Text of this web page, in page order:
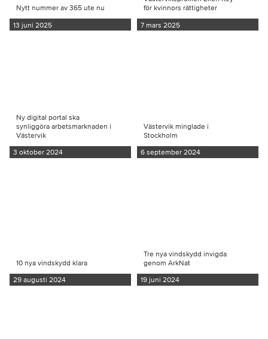
Nytt nummer av 365 ute nu
13 juni 2025
för kvinnors rättigheter
7 mars 2025
Ny digital portal ska
synliggöra arbetsmarknaden i
Västervik
3 oktober 2024
Västervik minglade i
Stockholm
6 september 2024
10 nya vindskydd klara
29 augusti 2024
Tre nya vindskydd invigda
genom ArkNat
19 juni 2024